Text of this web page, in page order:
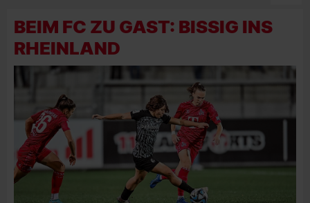
BEIM FC ZU GAST: BISSIG INS
RHEINLAND